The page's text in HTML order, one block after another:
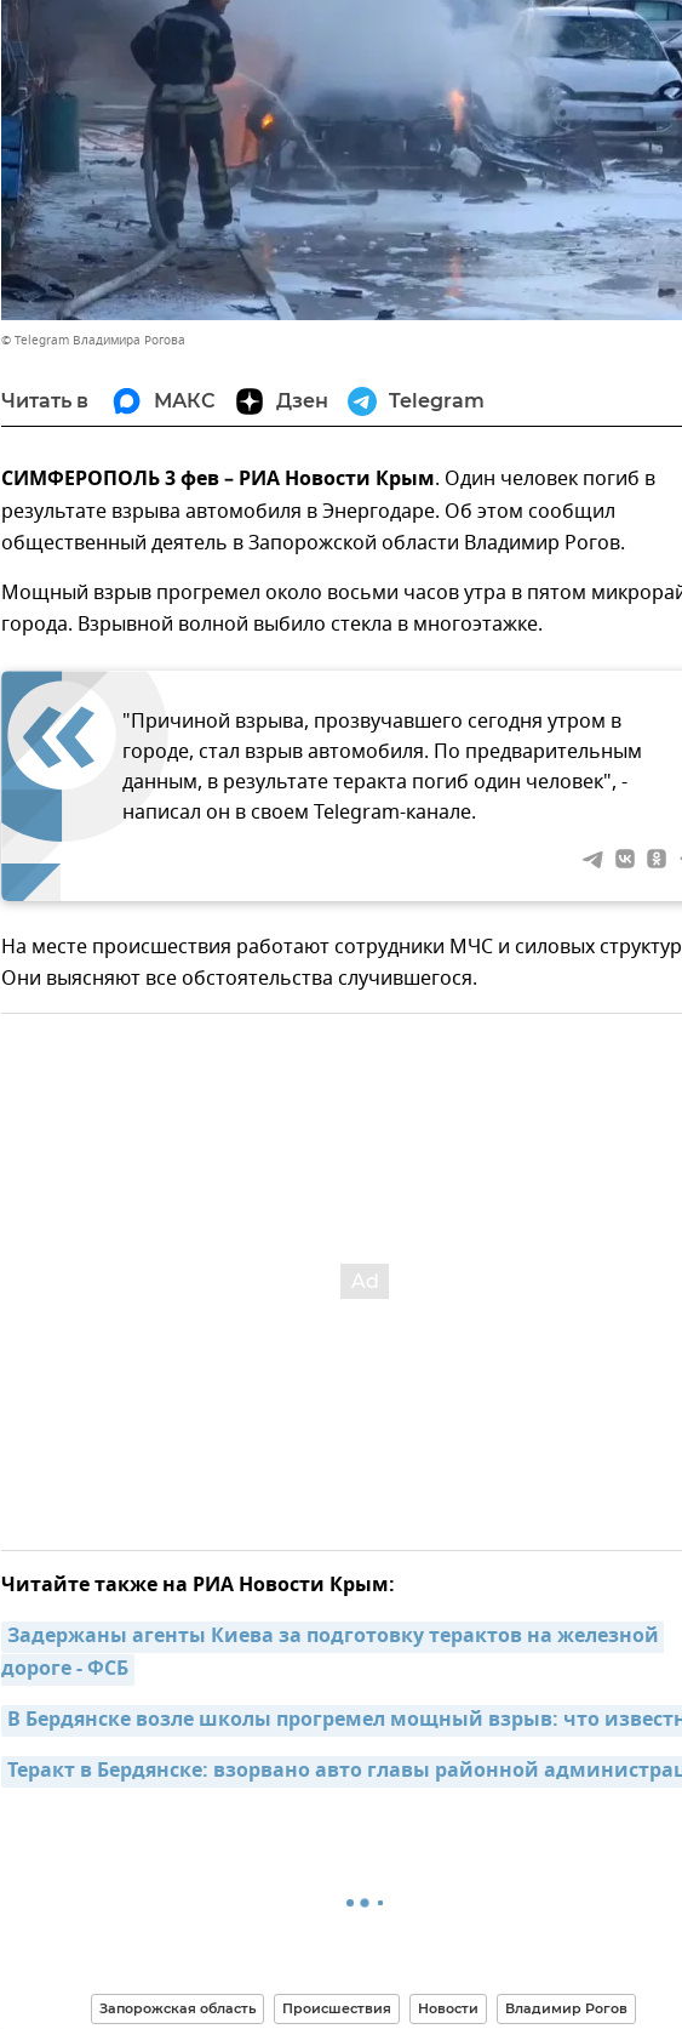
© Telegram Владимира Рогова
Читать в МАКС Дзен Telegram
СИМФЕРОПОЛЬ 3 фев – РИА Новости Крым. Один человек погиб в
результате взрыва автомобиля в Энергодаре. Об этом сообщил
общественный деятель в Запорожской области Владимир Рогов.
Мощный взрыв прогремел около восьми часов утра в пятом
города. Взрывной волной выбило стекла в многоэтажке.
"Причиной взрыва, прозвучавшего сегодня утром в
городе, стал взрыв автомобиля. По предварительным
данным, в результате теракта погиб один человек", -
написал он в своем Telegram-канале.
На месте происшествия работают сотрудники МЧС и силовых
Они выясняют все обстоятельства случившегося.
Читайте также на РИА Новости Крым:
Задержаны агенты Киева за подготовку терактов на железной
дороге - ФСБ
В Бердянске возле школы прогремел мощный взрыв: что
Теракт в Бердянске: взорвано авто главы районной
Запорожская область Происшествия Новости Владимир Рогов